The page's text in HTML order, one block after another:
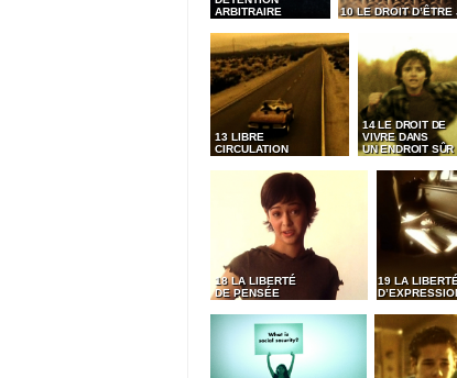
ARBITRAIRE
10 LE DROIT D’ÊTRE
13 LIBRE
CIRCULATION
14 LE DROIT DE
VIVRE DANS
UN ENDROIT SÛR
18 LA LIBERTÉ
DE PENSÉE
19 LA